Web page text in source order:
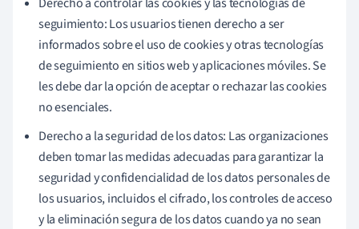
seguimiento: Los usuarios tienen derecho a ser
informados sobre el uso de cookies y otras tecnologías
de seguimiento en sitios web y aplicaciones móviles. Se
les debe dar la opción de aceptar o rechazar las cookies
no esenciales.
Derecho a la seguridad de los datos: Las organizaciones
deben tomar las medidas adecuadas para garantizar la
seguridad y confidencialidad de los datos personales de
los usuarios, incluidos el cifrado, los controles de acceso
y la eliminación segura de los datos cuando ya no sean